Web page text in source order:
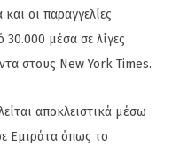
οι παραγγελίες
μέσα σε λίγες
στους New York Times.
αποκλειστικά μέσω
Εμιράτα όπως το